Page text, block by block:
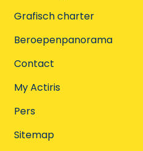
Grafisch charter
Beroepenpanorama
Contact
My Actiris
Pers
Sitemap